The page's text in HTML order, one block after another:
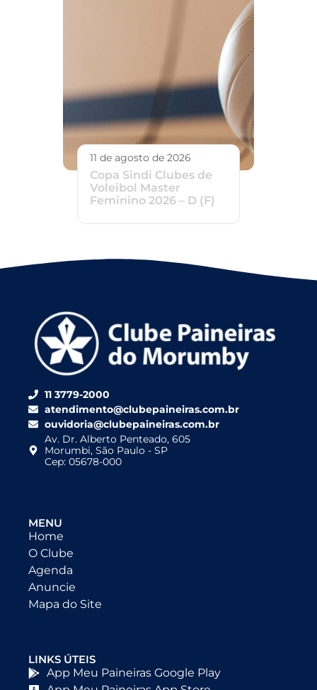
11 de agosto de 2026
Copa Sindi Clubes de
Voleibol Master
Feminino 2026 – D (F)
11 3779-2000
atendimento@clubepaineiras.com.br
ouvidoria@clubepaineiras.com.br
Av. Dr. Alberto Penteado, 605
Morumbi, São Paulo - SP
Cep: 05678-000
MENU
Home
O Clube
Agenda
Anuncie
Mapa do Site
LINKS ÚTEIS
App Meu Paineiras Google Play